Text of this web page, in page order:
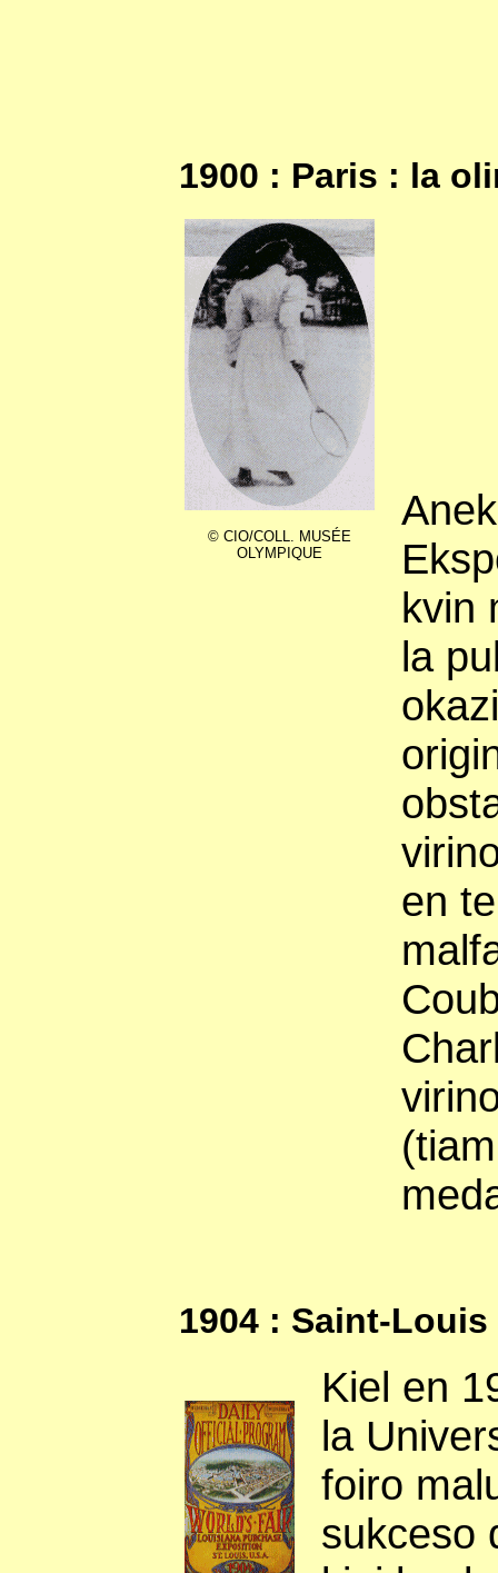
1900 : Paris : la
© CIO/COLL. MUSÉE
OLYMPIQUE
kvin
la
en
1904 : Saint-
Kiel en
la
foiro
sukceso